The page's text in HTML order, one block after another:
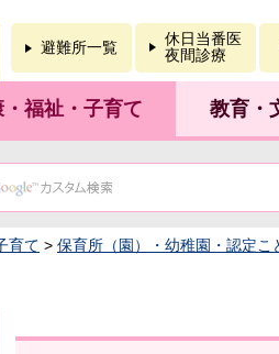
避難所一覧
休日当番医
夜間診療
福祉・子育て 教育・
育て > 保育所（園）・幼稚園・認定こ